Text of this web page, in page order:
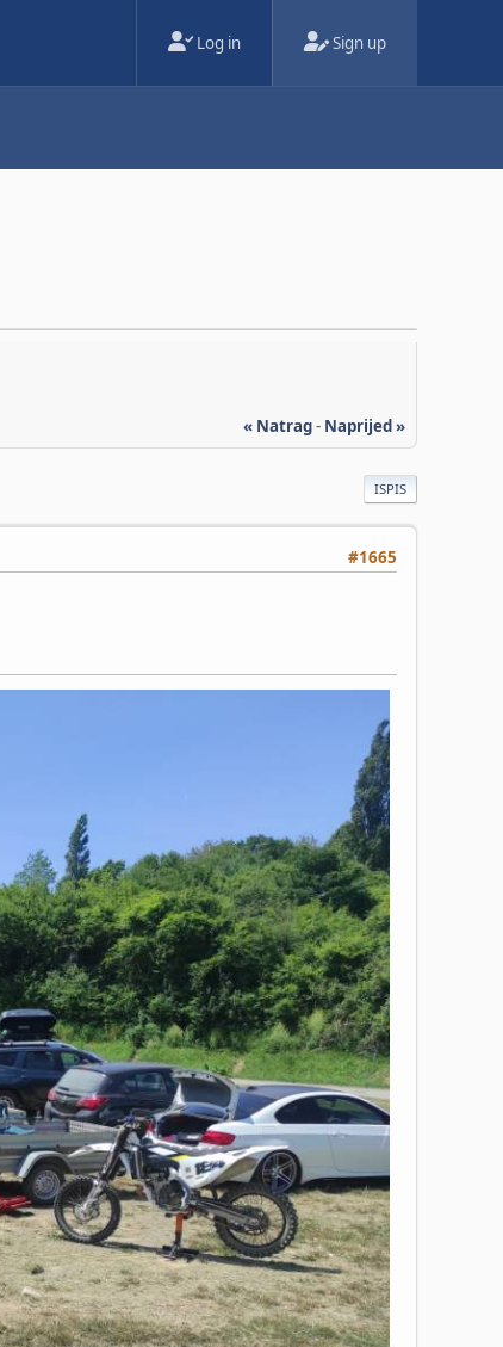
Log in Sign up
« Natrag- Naprijed »
ISPIS
#1665